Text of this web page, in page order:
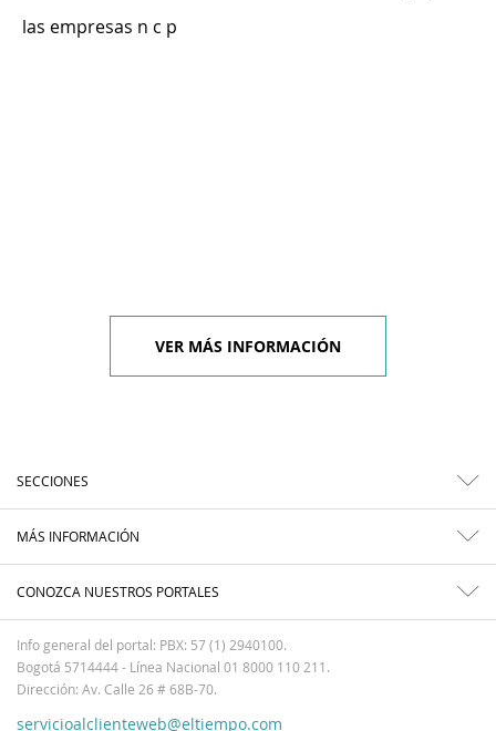
las empresas n c p
VER MÁS INFORMACIÓN
SECCIONES
MÁS INFORMACIÓN
CONOZCA NUESTROS PORTALES
Info general del portal: PBX: 57 (1) 2940100.
Bogotá 5714444 - Línea Nacional 01 8000 110 211.
Dirección: Av. Calle 26 # 68B-70.
servicioalclienteweb@eltiempo.com